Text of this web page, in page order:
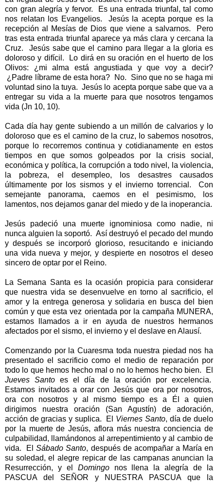
con gran alegría y fervor. Es una entrada triunfal, tal como
nos relatan los Evangelios. Jesús la acepta porque es la
recepción al Mesías de Dios que viene a salvarnos. Pero
tras esta entrada triunfal aparece ya más clara y cercana la
Cruz. Jesús sabe que el camino para llegar a la gloria es
doloroso y difícil. Lo dirá en su oración en el huerto de los
Olivos: ¿mi alma está angustiada y que voy a decir?
¿Padre líbrame de esta hora? No. Sino que no se haga mi
voluntad sino la tuya. Jesús lo acepta porque sabe que va a
entregar su vida a la muerte para que nosotros tengamos
vida (Jn 10, 10).
Cada día hay gente subiendo a un millón de calvarios y lo
doloroso que es el camino de la cruz, lo sabemos nosotros,
porque lo recorremos continua y cotidianamente en estos
tiempos en que somos golpeados por la crisis social,
económica y política, la corrupción a todo nivel, la violencia,
la pobreza, el desempleo, los desastres causados
últimamente por los sismos y el invierno torrencial. Con
semejante panorama, caemos en el pesimismo, los
lamentos, nos dejamos ganar del miedo y de la inoperancia.
Jesús padeció una muerte ignominiosa como nadie, ni
nunca alguien la soportó. Así destruyó el pecado del mundo
y después se incorporó glorioso, resucitando e iniciando
una vida nueva y mejor, y despierte en nosotros el deseo
sincero de optar por el Reino.
La Semana Santa es la ocasión propicia para considerar
que nuestra vida se desenvuelve en torno al sacrificio, el
amor y la entrega generosa y solidaria en busca del bien
común y que esta vez orientada por la campaña MUNERA,
estamos llamados a ir en ayuda de nuestros hermanos
afectados por el sismo, el invierno y el deslave en Alausí.
Comenzando por la Cuaresma toda nuestra piedad nos ha
presentado el sacrificio como el medio de reparación por
todo lo que hemos hecho mal o no lo hemos hecho bien. El
Jueves Santo es el día de la oración por excelencia.
Estamos invitados a orar con Jesús que ora por nosotros,
ora con nosotros y al mismo tiempo es a Él a quien
dirigimos nuestra oración (San Agustín) de adoración,
acción de gracias y suplica. El Viernes Santo, día de duelo
por la muerte de Jesús, aflora más nuestra conciencia de
culpabilidad, llamándonos al arrepentimiento y al cambio de
vida. ElSábado Santo, después de acompañar a María en
su soledad, el alegre repicar de las campanas anuncian la
Resurrección, y el Domingo nos llena la alegría de la
PASCUA del SEÑOR y NUESTRA PASCUA que la